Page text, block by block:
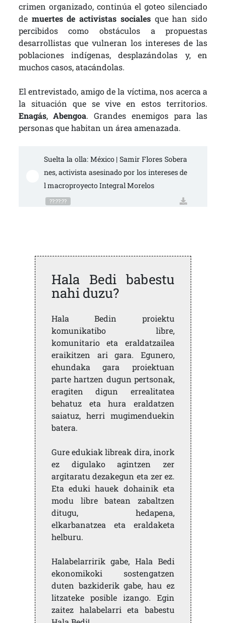
crimen organizado, continúa el goteo silenciado
de muertes de activistas socialesque han sido
percibidos como obstáculos a propuestas
desarrollistas que vulneran los intereses de las
poblaciones indígenas, desplazándolas y, en
muchos casos, atacándolas.
El entrevistado, amigo de la víctima, nos acerca a
la situación que se vive en estos territorios.
Enagás,Abengoa. Grandes enemigos para las
personas que habitan un área amenazada.
Suelta la olla: México | Samir Flores Sobera
nes, activista asesinado por los intereses de
l macroproyecto Integral Morelos
??:??:??
Hala Bedi babestu
nahi duzu?
Hala Bedin proiektu
komunikatibo libre,
komunitario eta eraldatzailea
eraikitzen ari gara. Egunero,
ehundaka gara proiektuan
parte hartzen dugun pertsonak,
eragiten digun errealitatea
behatuz eta hura eraldatzen
saiatuz, herri mugimenduekin
batera.
Gure edukiak libreak dira, inork
ez digulako agintzen zer
argitaratu dezakegun eta zer ez.
Eta eduki hauek dohainik eta
modu libre batean zabaltzen
ditugu, hedapena,
elkarbanatzea eta eraldaketa
helburu.
Halabelarririk gabe, Hala Bedi
ekonomikoki sostengatzen
duten bazkiderik gabe, hau ez
litzateke posible izango. Egin
zaitez halabelarri eta babestu